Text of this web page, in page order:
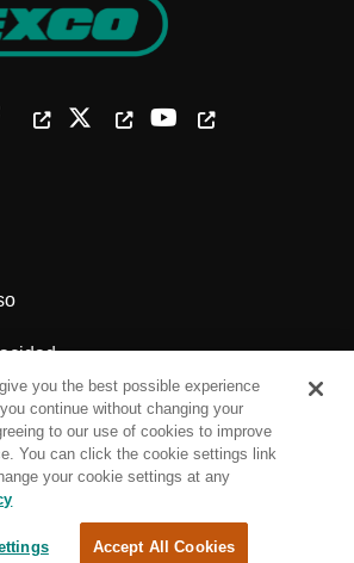
you the best possible experience
continue without changing your
to our use of cookies to improve
You can click the cookie settings link
your cookie settings at any
Accept All Cookies